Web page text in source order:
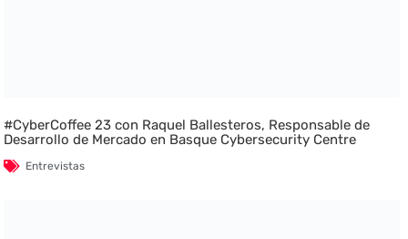
#CyberCoffee 23 con Raquel Ballesteros, Responsable de
Desarrollo de Mercado en Basque Cybersecurity Centre
Entrevistas